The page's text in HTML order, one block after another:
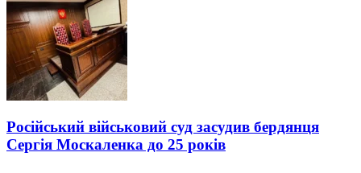
Російський військовий суд засудив бердянця
Сергія Москаленка до 25 років